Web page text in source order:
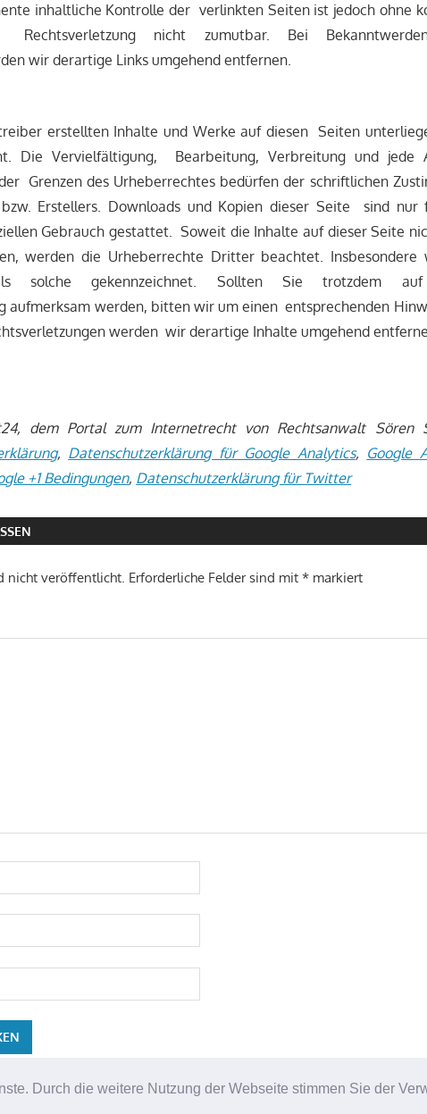
Durch die weitere Nutzung der Webseite stimmen Sie der
inhaltliche Kontrolle der verlinkten Seiten ist jedoch ohne
Rechtsverletzung nicht zumutbar. Bei
wir derartige Links umgehend entfernen.
erstellten Inhalte und Werke auf diesen Seiten
Die Vervielfältigung, Bearbeitung, Verbreitung und jede
Grenzen des Urheberrechtes bedürfen der schriftlichen
Erstellers. Downloads und Kopien dieser Seite sind nur
Gebrauch gestattet. Soweit die Inhalte auf dieser Seite
werden die Urheberrechte Dritter beachtet. Insbesondere
gekennzeichnet. Sollten Sie trotzdem
aufmerksam werden, bitten wir um einen entsprechenden
werden wir derartige Inhalte umgehend
dem Portal zum Internetrecht von Rechtsanwalt Sören
, Datenschutzerklärung für Google Analytics, Google
+1 Bedingungen, Datenschutzerklärung für Twitter
nicht veröffentlicht. Erforderliche Felder sind mit* markiert